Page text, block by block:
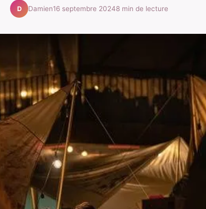
D Damien16 septembre 20248 min de lecture